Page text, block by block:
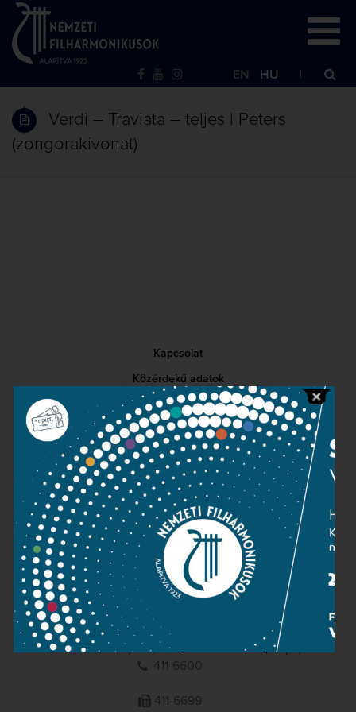
EN HU
Verdi – Traviata – teljes | Peters
(zongorakivonat)
Kapcsolat
Közérdekű adatok
Sajtószoba
Adatvédelem
Impresszum
NEMZETI
FILHARMONIKUSOK
1095 Budapest, Komor Marcell u. 1. (Müpa)
411-6600
411-6699